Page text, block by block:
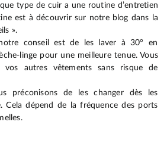
type de cuir a une routine d’entretien
est à découvrir sur notre blog dans la
».
conseil est de les laver à 30° en
linge pour une meilleure tenue. Vous
vos autres vêtements sans risque de
préconisons de les changer dès les
Cela dépend de la fréquence des ports